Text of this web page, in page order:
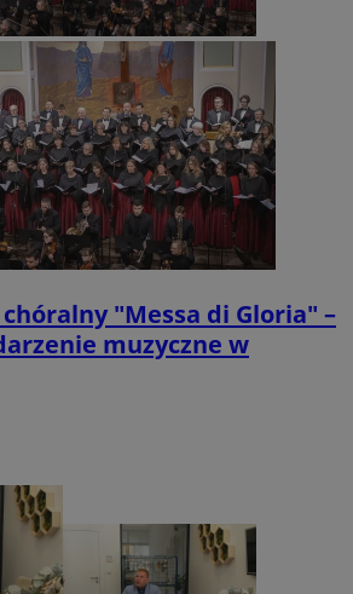
"Messa di Gloria" –
muzyczne w